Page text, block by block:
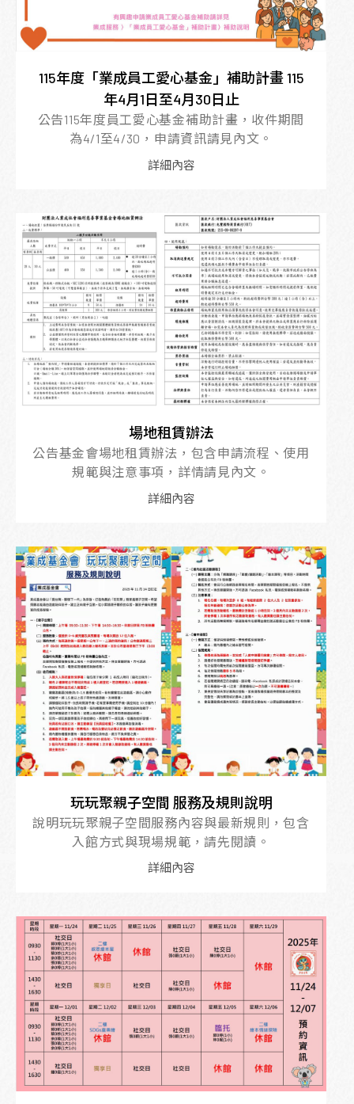
115年度「業成員工愛心基金」補助計畫 115
年4月1日至4月30日止
公告115年度員工愛心基金補助計畫，收件期間
為4/1至4/30，申請資訊請見內文。
詳細內容
場地租賃辦法
公告基金會場地租賃辦法，包含申請流程、使用
規範與注意事項，詳情請見內文。
詳細內容
玩玩聚親子空間 服務及規則說明
說明玩玩聚親子空間服務內容與最新規則，包含
入館方式與現場規範，請先閱讀。
詳細內容